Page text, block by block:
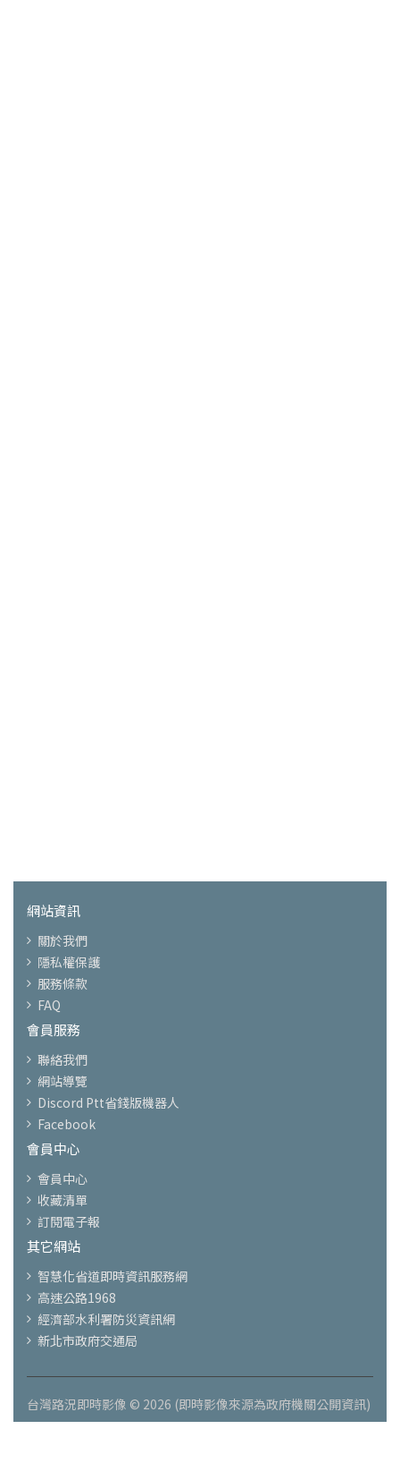
網站資訊
關於我們
隱私權保護
服務條款
FAQ
會員服務
聯絡我們
網站導覽
Discord Ptt省錢版機器人
Facebook
會員中心
會員中心
收藏清單
訂閱電子報
其它網站
智慧化省道即時資訊服務網
高速公路1968
經濟部水利署防災資訊網
新北市政府交通局
台灣路況即時影像 © 2026 (即時影像來源為政府機關公開資訊)